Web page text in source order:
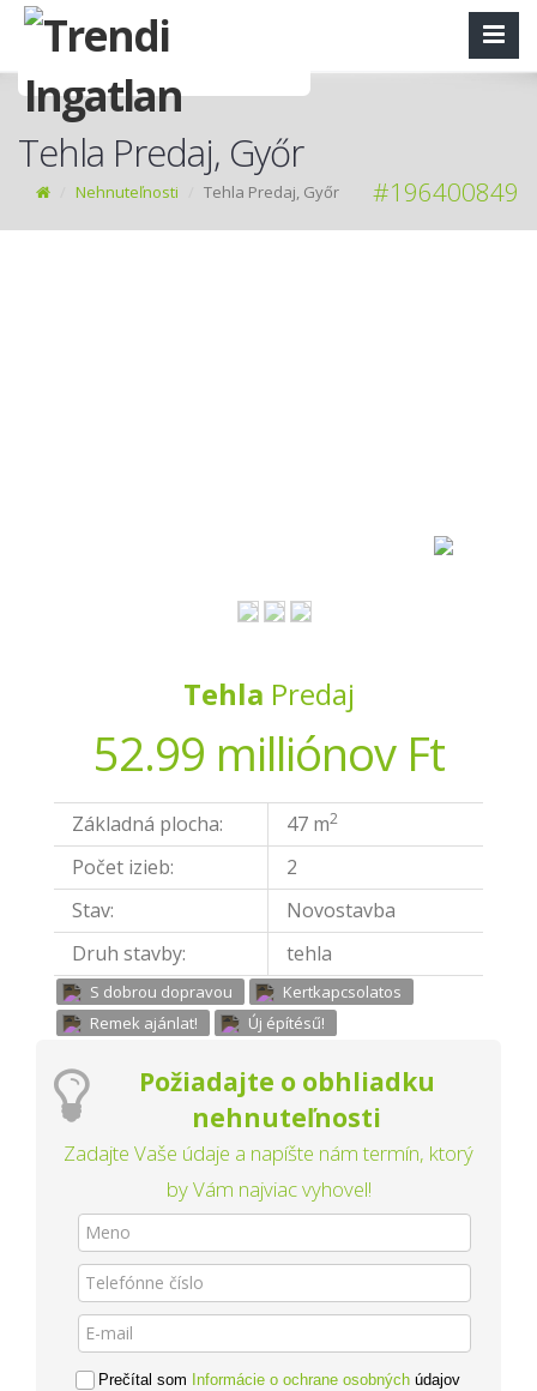
Tehla Predaj, Győr
Nehnuteľnosti Tehla Predaj, Győr #196400849
Tehla Predaj
52.99 milliónov Ft
Základná plocha: 47 m2
Počet izieb:
2
Stav:
Novostavba
Druh stavby:
tehla
S dobrou dopravou
Kertkapcsolatos
Remek ajánlat!
Új építésű!
Požiadajte o obhliadku
nehnuteľnosti
Zadajte Vaše údaje a napíšte nám termín, ktorý
by Vám najviac vyhovel!
Prečítal som Informácie o ochrane osobných údajov